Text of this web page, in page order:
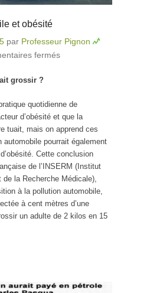
et obésité
par Professeur Pignon
fermés
grossir ?
quotidienne de
d’obésité et que la
tuait, mais on apprend ces
automobile pourrait également
Cette conclusion
de l’INSERM (Institut
de la Recherche Médicale),
à la pollution automobile,
à cent mètres d’une
un adulte de 2 kilos en 15